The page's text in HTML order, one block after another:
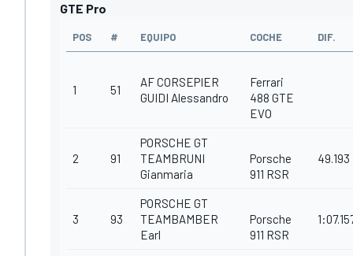
GTE Pro
POS # EQUIPO COCHE DIF.
1 51
AF CORSEPIER
GUIDI Alessandro
Ferrari
488 GTE
EVO
2 91
PORSCHE GT
TEAMBRUNI
Gianmaria
Porsche
911 RSR
49.193
3 93
PORSCHE GT
TEAMBAMBER
Earl
Porsche
911 RSR